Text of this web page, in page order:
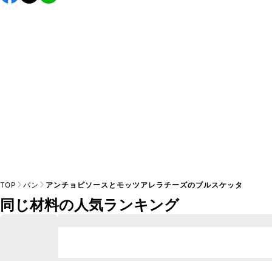
し上がりください。
TOP パン アンチョビソースとモッツアレラチーズのブルスケッタ
同じ材料の人気ランキング